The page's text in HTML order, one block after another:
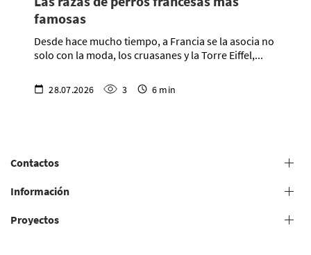
famosas
Desde hace mucho tiempo, a Francia se la asocia no
solo con la moda, los cruasanes y la Torre Eiffel,...
28.07.2026 3 6 min
Contactos
+38 (073) 606 74 43 Peluquería canina
Información
Condiciones generales para la prestación de servicios de
Proyectos